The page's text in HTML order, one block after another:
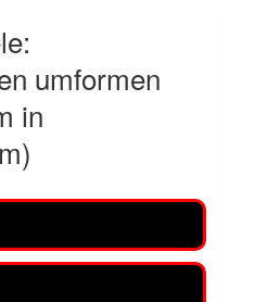
umformen
in